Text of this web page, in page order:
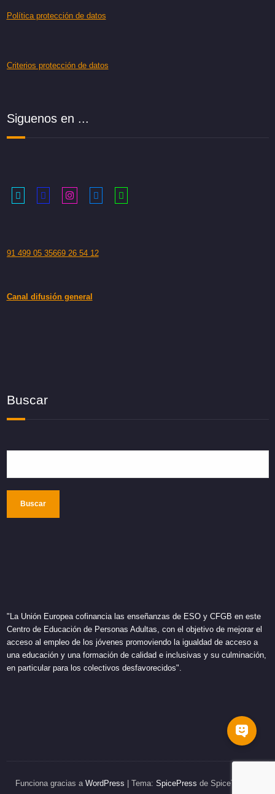
Política protección de datos
Criterios protección de datos
Siguenos en ...
91 499 05 35669 26 54 12
Canal difusión general
Buscar
Buscar
"La Unión Europea cofinancia las enseñanzas de ESO y CFGB en este
Centro de Educación de Personas Adultas, con el objetivo de mejorar el
acceso al empleo de los jóvenes promoviendo la igualdad de acceso a
una educación y una formación de calidad e inclusivas y su culminación,
en particular para los colectivos desfavorecidos".
Funciona gracias a WordPress | Tema: SpicePress de SpiceThemes